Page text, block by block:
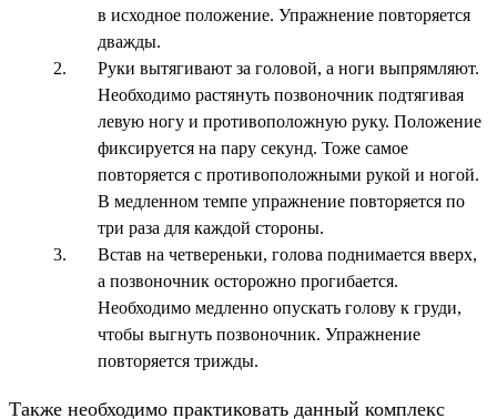
в исходное положение. Упражнение повторяется
дважды.
Руки вытягивают за головой, а ноги выпрямляют.
Необходимо растянуть позвоночник подтягивая
левую ногу и противоположную руку. Положение
фиксируется на пару секунд. Тоже самое
повторяется с противоположными рукой и ногой.
В медленном темпе упражнение повторяется по
три раза для каждой стороны.
Встав на четвереньки, голова поднимается вверх,
а позвоночник осторожно прогибается.
Необходимо медленно опускать голову к груди,
чтобы выгнуть позвоночник. Упражнение
повторяется трижды.
Также необходимо практиковать данный комплекс